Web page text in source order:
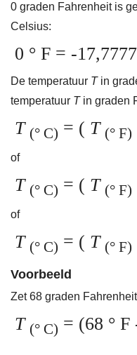
0 graden Fahrenheit is
Celsius:
0 ° F = -
De temperatuur Tin
temperatuur Tin graden
T (° C) = ( T (° F)
of
T (° C) = ( T (° F)
of
T (° C) = ( T (° F)
Voorbeeld
Zet 68 graden
T (° C) = (68 ° F